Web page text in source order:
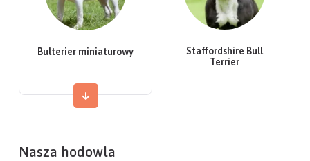
Bulterier miniaturowy
Staffordshire Bull
Terrier
Nasza hodowla